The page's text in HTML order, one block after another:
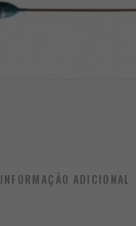
INFORMAÇÃO ADICIONAL